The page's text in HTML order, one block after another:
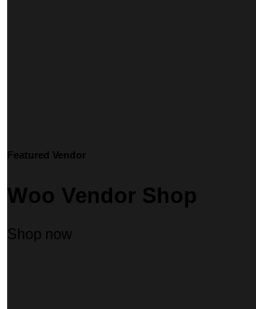
Featured Vendor
Woo Vendor Shop
Shop now